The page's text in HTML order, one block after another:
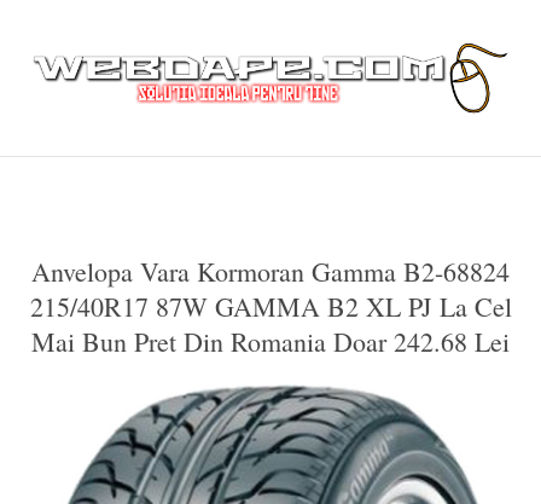
Anvelopa Vara Kormoran Gamma B2-68824
215/40R17 87W GAMMA B2 XL PJ La Cel
Mai Bun Pret Din Romania Doar 242.68 Lei